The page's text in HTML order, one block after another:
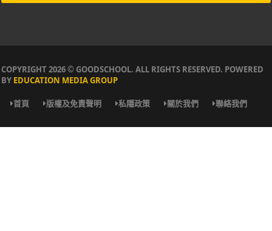
COPYRIGHT 2026 © GOODSCHOOL. ALL RIGHTS RESERVED. POWERED
BY EDUCATION MEDIA GROUP
首頁 版權及免責聲明 私隱政策 關於我們 聯絡我們